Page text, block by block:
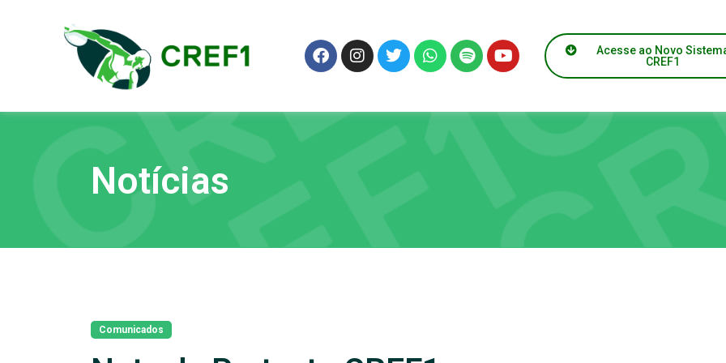
Acesse ao Novo
CREF1
Notícias
Comunicados